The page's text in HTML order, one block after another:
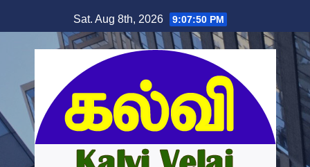
to
content
Sat. Aug 8th, 2026 9:07:50 PM